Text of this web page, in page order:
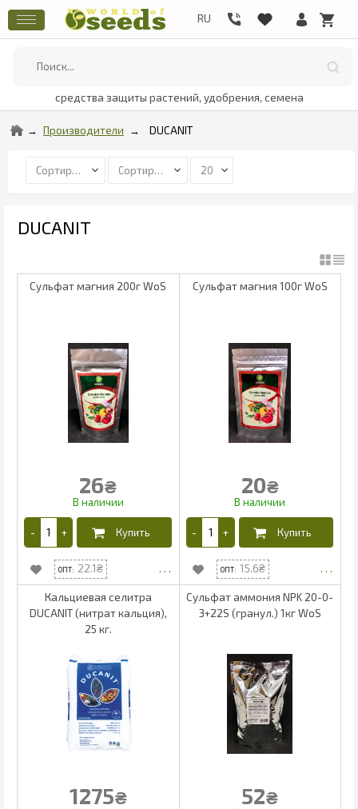
средства защиты растений, удобрения, семена
Производители DUCANIT
DUCANIT
Сульфат магния 200г WoS
26₴
22.1
Сульфат магния 100г WoS
20₴
15.6
Кальциевая селитра
DUCANIT (нитрат кальция),
25 кг.
1275₴
Сульфат аммония NPK 20-0-
3+22S (гранул.) 1кг WoS
52₴